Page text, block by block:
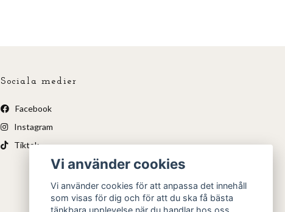
Sociala medier
Facebook
Instagram
Tiktok
Vi använder cookies
Vi använder cookies för att anpassa det innehåll
som visas för dig och för att du ska få bästa